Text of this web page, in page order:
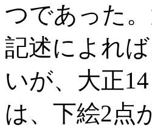
つであった
記述によれ
いが、大正
は、下絵2点